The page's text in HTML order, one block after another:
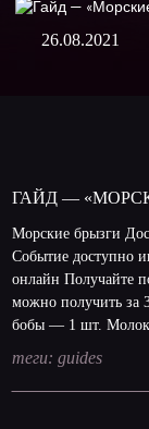
26.08.2021
ГАЙД —
Морские брызги
Событие доступно
онлайн Получайте
можно получить за
бобы — 1 шт.
теги: guides